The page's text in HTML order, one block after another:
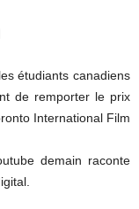
étudiants canadiens
de remporter le prix
International Film
demain raconte